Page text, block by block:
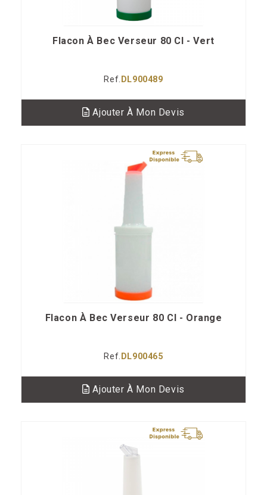
Flacon À Bec Verseur 80 Cl - Vert
Ref. DL900489
Ajouter À Mon Devis
Flacon À Bec Verseur 80 Cl - Orange
Ref. DL900465
Ajouter À Mon Devis